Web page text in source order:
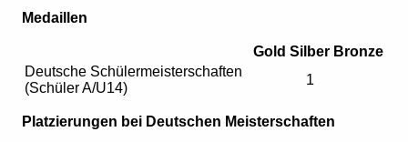
Medaillen
Gold Silber Bronze
Deutsche Schülermeisterschaften
(Schüler A/U14)
1
Platzierungen bei Deutschen Meisterschaften